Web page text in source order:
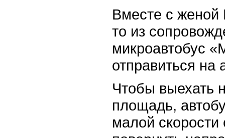
Вместе с
то из
микроавтобус
отправиться на
Чтобы выехать
площадь,
малой скорости